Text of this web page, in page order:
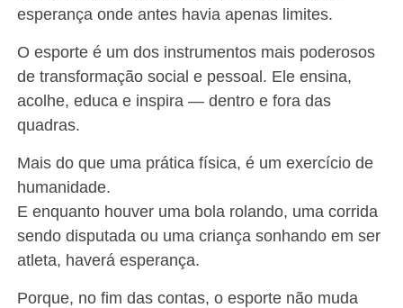
esperança onde antes havia apenas limites.
O esporte é um dos instrumentos mais poderosos
de transformação social e pessoal. Ele ensina,
acolhe, educa e inspira — dentro e fora das
quadras.
Mais do que uma prática física, é um exercício de
humanidade.
E enquanto houver uma bola rolando, uma corrida
sendo disputada ou uma criança sonhando em ser
atleta, haverá esperança.
Porque, no fim das contas, o esporte não muda